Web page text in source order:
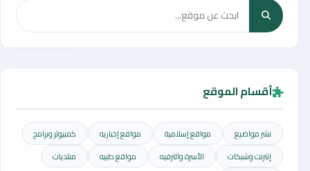
أقسام الموقع
نشر مواضيع مواقع إسلامية مواقع إخباريه
كمبيوتر وبرامج
إنترنت وشبكات
الأسرة والترفيه مواقع طبيه
منتديات